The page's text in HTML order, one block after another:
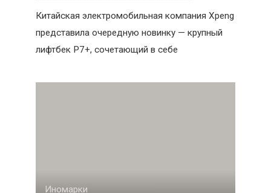
Китайская электромобильная компания Xpeng
представила очередную новинку — крупный
лифтбек P7+, сочетающий в себе
Иномарки